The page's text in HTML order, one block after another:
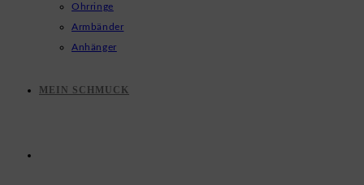
Ohrringe
Armbänder
Anhänger
MEIN SCHMUCK